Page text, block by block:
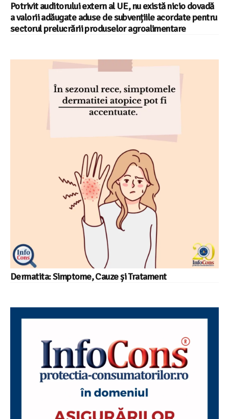
Potrivit auditorului extern al UE, nu există nicio dovadă
a valorii adăugate aduse de subvențiile acordate pentru
sectorul prelucrării produselor agroalimentare
Dermatita: Simptome, Cauze și Tratament